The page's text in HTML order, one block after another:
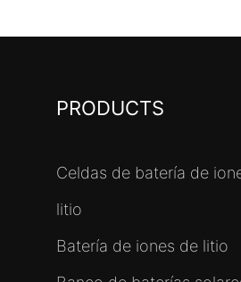
PRODUCTS
Celdas de batería de
litio
Batería de iones de litio